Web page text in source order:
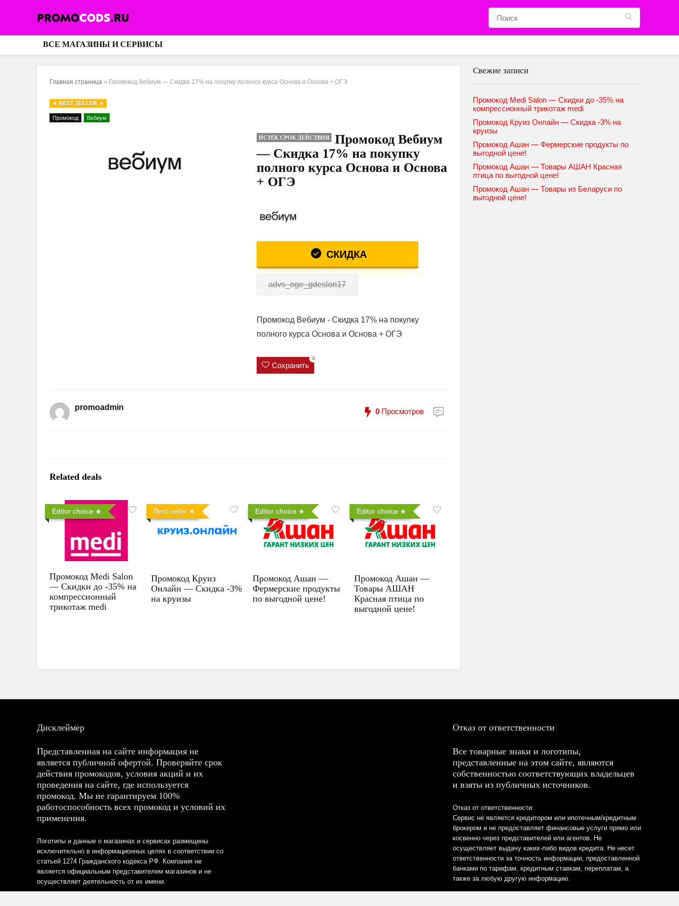
ВСЕ МАГАЗИНЫ И СЕРВИСЫ
Главная страница » Промокод Вебиум — Скидка 17% на покупку полного курса Основа и Основа + ОГЭ
BEST SELLER
Промокод Вебиум
ИСТЕК СРОК ДЕЙСТВИЯ
Промокод Вебиум
— Скидка 17% на покупку
полного курса Основа и Основа
+ ОГЭ
СКИДКА
advs_oge_gdeslon17
Промокод Вебиум - Скидка 17% на покупку
полного курса Основа и Основа + ОГЭ
Сохранить
0
promoadmin 0 Просмотров
Related deals
Editor choice
Промокод Medi Salon
— Скидки до -35% на
компрессионный
трикотаж medi
Best seller
Промокод Круиз
Онлайн — Скидка -3%
на круизы
Editor choice
Промокод Ашан —
Фермерские продукты
по выгодной цене!
Editor choice
Промокод Ашан —
Товары АШАН
Красная птица по
выгодной цене!
Свежие записи
Промокод Medi Salon — Скидки до -35% на
компрессионный трикотаж medi
Промокод Круиз Онлайн — Скидка -3% на
круизы
Промокод Ашан — Фермерские продукты по
выгодной цене!
Промокод Ашан — Товары АШАН Красная
птица по выгодной цене!
Промокод Ашан — Товары из Беларуси по
выгодной цене!
Дисклеймер
Представленная на сайте информация не
является публичной офертой. Проверяйте срок
действия промокодов, условия акций и их
проведения на сайте, где используется
промокод. Мы не гарантируем 100%
работоспособность всех промокод и условий их
применения.
Логотипы и данные о магазинах и сервисах размещены
исключительно в информационных целях в соответствии со
статьей 1274 Гражданского кодекса РФ. Компания не
является официальным представителем магазинов и не
осуществляет деятельность от их имени.
Отказ от ответственности
Все товарные знаки и логотипы,
представленные на этом сайте, являются
собственностью соответствующих владельцев
и взяты из публичных источников.
Отказ от ответственности:
Сервис не является кредитором или ипотечным/кредитным
брокером и не предоставляет финансовые услуги прямо или
косвенно через представителей или агентов. Не
осуществляет выдачу каких-либо видов кредита. Не несет
ответственности за точность информации, предоставленной
банками по тарифам, кредитным ставкам, переплатам, а
также за любую другую информацию.